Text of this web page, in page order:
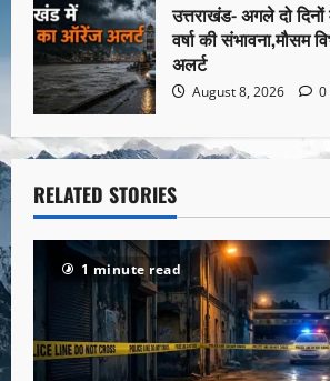
उत्तराखंड- अगले दो दिनों
वर्षा की संभावना,मौसम
अलर्ट
August 8, 2026 0
RELATED STORIES
1 minute read